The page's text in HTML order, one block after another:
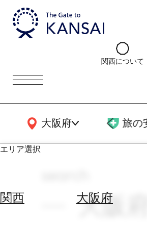
関西について
大阪府
関西広域MAP 旅の
エリア選択
関西 大阪府
大阪